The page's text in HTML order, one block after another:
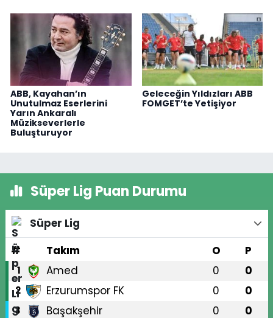
ABB, Kayahan’ın
Unutulmaz Eserlerini
Yarın Ankaralı
Müzikseverlerle
Buluşturuyor
Geleceğin Yıldızları ABB
FOMGET’te Yetişiyor
Süper Lig Puan Durumu
Süper Lig
#
Takım O P
1 Amed 0 0
2 Erzurumspor FK 0 0
3 Başakşehir 0 0